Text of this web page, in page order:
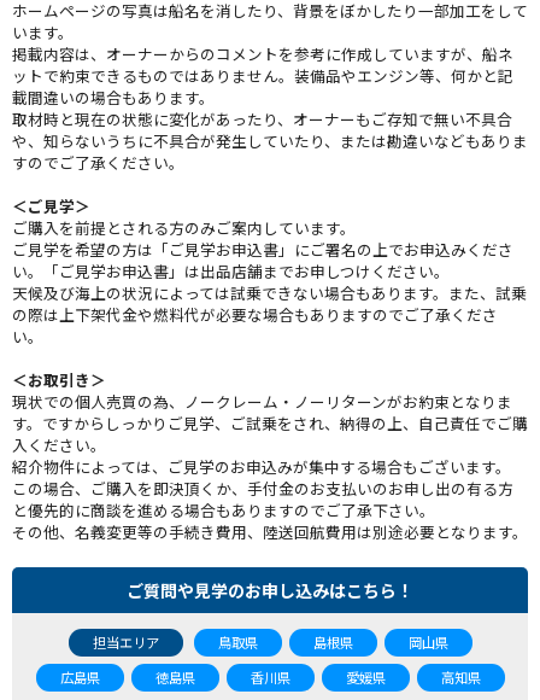
ホームページの写真は船名を消したり、背景をぼかしたり一部加工をして
います。
掲載内容は、オーナーからのコメントを参考に作成していますが、船ネ
ットで約束できるものではありません。装備品やエンジン等、何かと記
載間違いの場合もあります。
取材時と現在の状態に変化があったり、オーナーもご存知で無い不具合
や、知らないうちに不具合が発生していたり、または勘違いなどもありま
すのでご了承ください。
＜ご見学＞
ご購入を前提とされる方のみご案内しています。
ご見学を希望の方は「ご見学お申込書」にご署名の上でお申込みくださ
い。「ご見学お申込書」は出品店舗までお申しつけください。
天候及び海上の状況によっては試乗できない場合もあります。また、試乗
の際は上下架代金や燃料代が必要な場合もありますのでご了承くださ
い。
＜お取引き＞
現状での個人売買の為、ノークレーム・ノーリターンがお約束となりま
す。ですからしっかりご見学、ご試乗をされ、納得の上、自己責任でご購
入ください。
紹介物件によっては、ご見学のお申込みが集中する場合もございます。
この場合、ご購入を即決頂くか、手付金のお支払いのお申し出の有る方
と優先的に商談を進める場合もありますのでご了承下さい。
その他、名義変更等の手続き費用、陸送回航費用は別途必要となります。
ご質問や見学のお申し込みはこちら！
担当エリア 鳥取県 島根県
岡山県
広島県
徳島県 香川県 愛媛県 高知県